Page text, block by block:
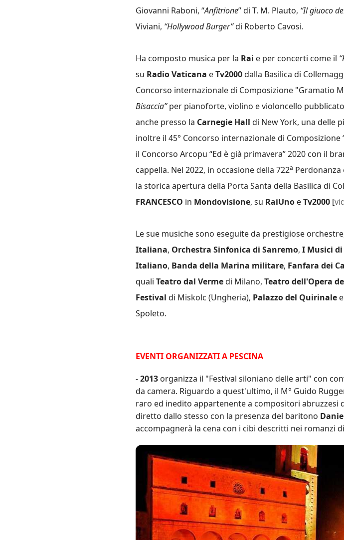
Giovanni Raboni, “Anfitrione” di T. M. Plauto, “Il giuoco
Viviani, “Hollywood Burger”di Roberto Cavosi.
Ha composto musica per la Rai e per concerti come il
su Radio Vaticana eTv2000dalla Basilica di
Concorso internazionale di Composizione "Gramatio
Bisaccia”per pianoforte, violino e violoncello
anche presso la Carnegie Hall di New York, una delle
inoltre il 45° Concorso internazionale di Composizione
il Concorso Arcopu “Ed è già primavera” 2020 con il
cappella. Nel 2022, in occasione della 722a Perdonanza
la storica apertura della Porta Santa della Basilica di
FRANCESCO in Mondovisione, su RaiUno eTv2000 [
Le sue musiche sono eseguite da prestigiose
Italiana, Orchestra Sinfonica di Sanremo, I Musici di
Italiano, Banda della Marina militare, Fanfara dei
quali Teatro dal Vermedi Milano, Teatro dell'Opera
Festival di Miskolc (Ungheria), Palazzo del Quirinale e
Spoleto.
EVENTI ORGANIZZATI A PESCINA
-2013 organizza il "Festival siloniano delle arti" con
da camera. Riguardo a quest'ultimo, il M° Guido
raro ed inedito appartenente a compositori abruzzesi
diretto dallo stesso con la presenza del baritono
accompagnerà la cena con i cibi descritti nei romanzi